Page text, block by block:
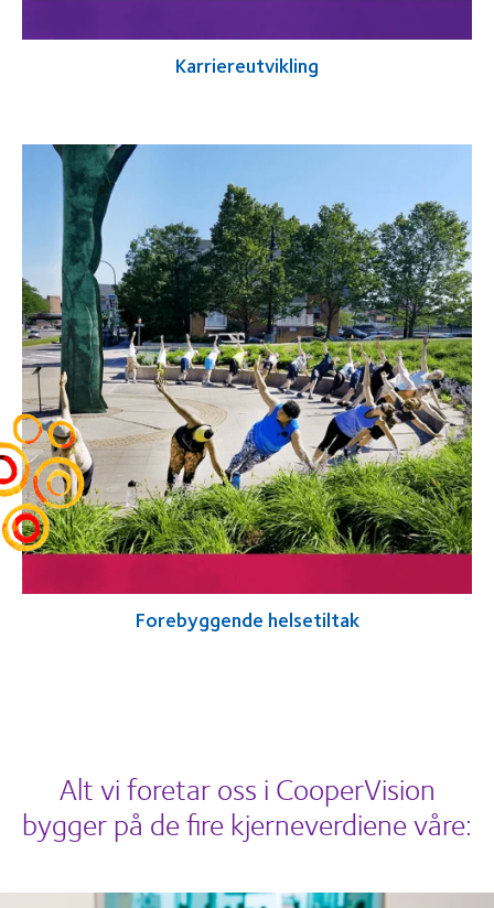
Karriereutvikling
Forebyggende helsetiltak
Alt vi foretar oss i CooperVision
bygger på de fire kjerneverdiene våre: